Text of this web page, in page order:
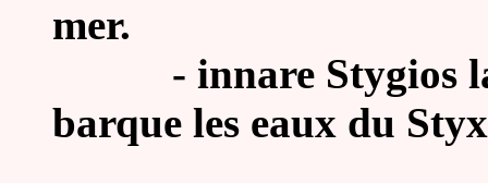
mer.
- innare Stygios
barque les eaux du